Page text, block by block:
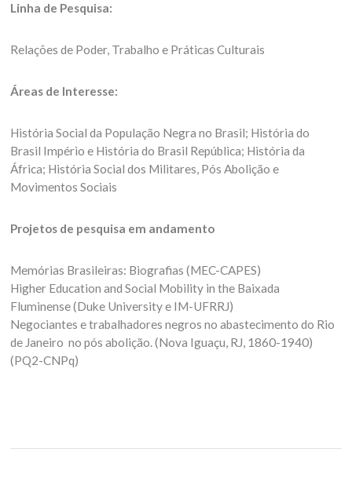
Linha de Pesquisa:
Relações de Poder, Trabalho e Práticas Culturais
Áreas de Interesse:
História Social da População Negra no Brasil; História do
Brasil Império e História do Brasil República; História da
África; História Social dos Militares, Pós Abolição e
Movimentos Sociais
Projetos de pesquisa em andamento
Memórias Brasileiras: Biografias (MEC-CAPES)
Higher Education and Social Mobility in the Baixada
Fluminense (Duke University e IM-UFRRJ)
Negociantes e trabalhadores negros no abastecimento do Rio
de Janeiro no pós abolição. (Nova Iguaçu, RJ, 1860-1940)
(PQ2-CNPq)